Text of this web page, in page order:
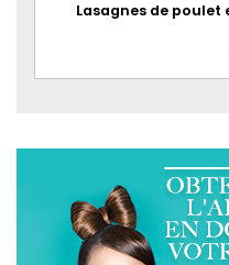
Lasagnes de